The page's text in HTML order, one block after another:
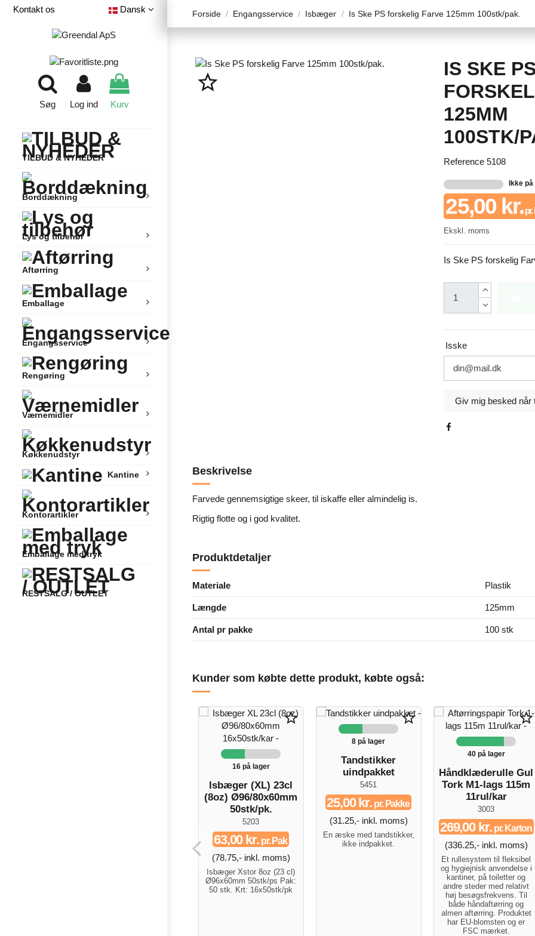
Kontakt os Dansk
Søg Log ind Kurv
TILBUD & NYHEDER
Borddækning
Lys og tilbehør
Aftørring
Emballage
Engangsservice
Rengøring
Værnemidler
Køkkenudstyr
Kantine
Kontorartikler
Emballage med tryk
RESTSALG / OUTLET
Forside Engangsservice Isbæger Is Ske PS forskelig Farve 125mm 100stk/pak.
star_border
IS SKE
125MM
100STK/
Reference 5108
Ikke på
25,00 kr.pr.
Ekskl. moms
Is Ske PS forskelig
Isske
Beskrivelse
Farvede gennemsigtige skeer, til iskaffe eller almindelig is.
Rigtig flotte og i god kvalitet.
Produktdetaljer
Materiale Plastik
Længde 125mm
Antal pr pakke 100 stk
Kunder som købte dette produkt, købte også:
star_border
16 på lager
Isbæger (XL) 23cl
(8oz) Ø96/80x60mm
50stk/pk.
5203
63,00 kr.pr. Pak
(78.75,- inkl. moms)
Isbæger Xstor 8oz (23 cl)
Ø96x60mm 50stk/ps Pak:
50 stk. Krt: 16x50stk/pk
star_border
8 på lager
Tandstikker
uindpakket
5451
25,00 kr. pr. Pakke
(31.25,- inkl. moms)
En æske med tandstikker,
ikke indpakket.
star_border
40 på lager
Håndklæderulle Gul
Tork M1-lags 115m
11rul/kar
3003
269,00 kr.pr. Karton
(336.25,- inkl. moms)
Et rullesystem til fleksibel
og hygiejnisk anvendelse i
kantiner, på toiletter og
andre steder med relativt
høj besøgsfrekvens. Til
både håndaftørring og
almen aftørring. Produktet
har EU-blomsten og er
FSC mærket.